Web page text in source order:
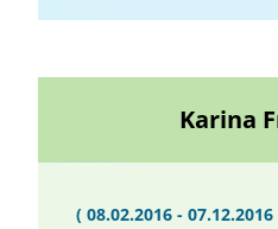
Karina
( 08.02.2016 - 07.12.2016